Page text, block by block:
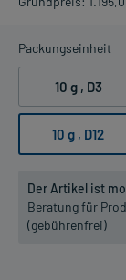
Packungseinheit
10 g , D3
10 g , D12
Der Artikel ist
Beratung für
(gebührenfrei)